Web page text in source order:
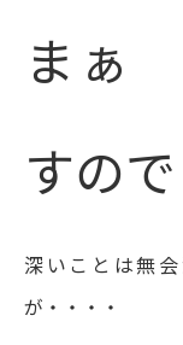
まぁ
すので
深いことは無
が・・・・